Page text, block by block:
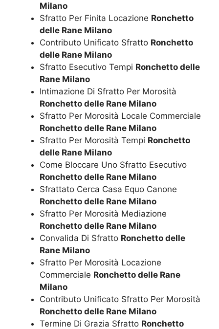
Milano
Sfratto Per Finita Locazione Ronchetto
delle Rane Milano
Contributo Unificato Sfratto Ronchetto
delle Rane Milano
Sfratto Esecutivo Tempi Ronchetto delle
Rane Milano
Intimazione Di Sfratto Per Morosità
Ronchetto delle Rane Milano
Sfratto Per Morosità Locale Commerciale
Ronchetto delle Rane Milano
Sfratto Per Morosità Tempi Ronchetto
delle Rane Milano
Come Bloccare Uno Sfratto Esecutivo
Ronchetto delle Rane Milano
Sfrattato Cerca Casa Equo Canone
Ronchetto delle Rane Milano
Sfratto Per Morosità Mediazione
Ronchetto delle Rane Milano
Convalida Di Sfratto Ronchetto delle
Rane Milano
Sfratto Per Morosità Locazione
Commerciale Ronchetto delle Rane
Milano
Contributo Unificato Sfratto Per Morosità
Ronchetto delle Rane Milano
Termine Di Grazia Sfratto Ronchetto